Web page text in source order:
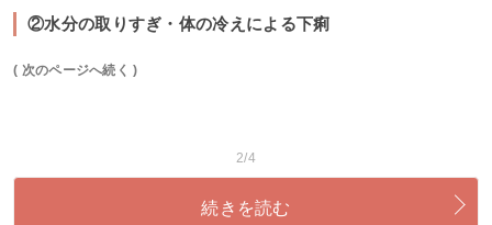
②水分の取りすぎ・体の冷えによる下痢
( 次のページへ続く )
2/4
続きを読む